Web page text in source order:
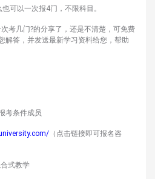
可以一次报4门，不限科目。
考几门?的分享了，还是不清楚，可免费
解答，并发送最新学习资料给您，帮助
考条件成员
（点击链接即可报名咨
式教学